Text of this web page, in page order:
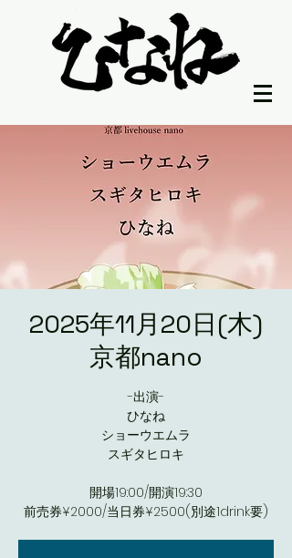
2025年11月20日(木)
京都nano
-出演-
ひなね
ショーウエムラ
スギタヒロキ
開場19:00/開演19:30
前売券¥2000/当日券¥2500(別途1drink要)